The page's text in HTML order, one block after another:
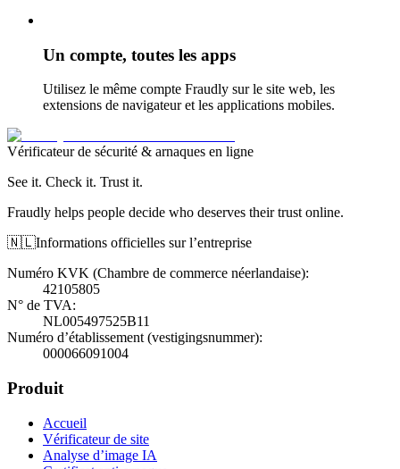
Un compte, toutes les apps
Utilisez le même compte Fraudly sur le site web, les
extensions de navigateur et les applications mobiles.
Vérificateur de sécurité & arnaques en ligne
See it. Check it. Trust it.
Fraudly helps people decide who deserves their trust online.
🇳🇱Informations officielles sur l’entreprise
Numéro KVK (Chambre de commerce néerlandaise):
42105805
N° de TVA:
NL005497525B11
Numéro d’établissement (vestigingsnummer):
000066091004
Produit
Accueil
Vérificateur de site
Analyse d’image IA